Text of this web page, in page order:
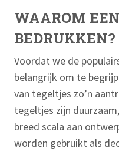
WAAROM
BEDRUKKEN?
Voordat we de
belangrijk om te
van tegeltjes zo’n
tegeltjes zijn
breed scala aan
worden gebruikt als